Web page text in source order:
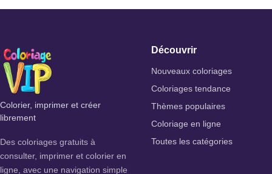
Colorier, imprimer et créer
librement
Des coloriages gratuits à
consulter, imprimer et colorier en
ligne, avec une navigation simple
Découvrir
Nouveaux coloriages
Coloriages tendance
Thèmes populaires
Coloriage en ligne
Toutes les catégories